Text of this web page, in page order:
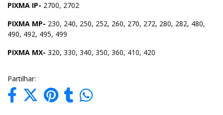
PIXMA IP- 2700, 2702
PIXMA MP- 230, 240, 250, 252, 260, 270, 272, 280, 282, 480,
490, 492, 495, 499
PIXMA MX- 320, 330, 340, 350, 360, 410, 420
Partilhar: